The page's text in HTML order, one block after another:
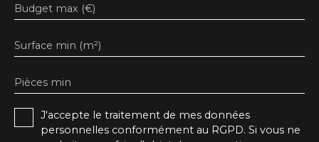
Budget max (€)
Surface min (m²)
Pièces min
J'accepte le traitement de mes données
personnelles conformément au RGPD. Si vous ne